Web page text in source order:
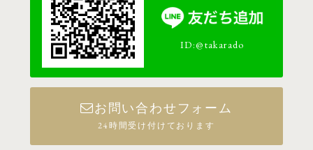
ID:@takarado
お問い合わせフォーム
24時間受け付けております